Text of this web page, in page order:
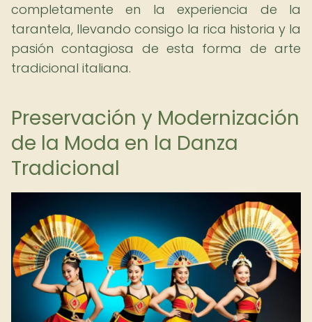
completamente en la experiencia de la
tarantela, llevando consigo la rica historia y la
pasión contagiosa de esta forma de arte
tradicional italiana.
Preservación y Modernización
de la Moda en la Danza
Tradicional